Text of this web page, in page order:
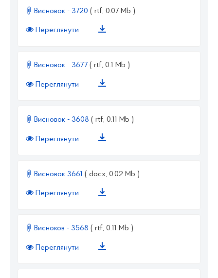
Висновок - 3720 ( rtf, 0.07 Mb )
Переглянути
Висновок - 3677 ( rtf, 0.1 Mb )
Переглянути
Висновок - 3608 ( rtf, 0.11 Mb )
Переглянути
Висновок 3661 ( docx, 0.02 Mb )
Переглянути
Висноков - 3568 ( rtf, 0.11 Mb )
Переглянути